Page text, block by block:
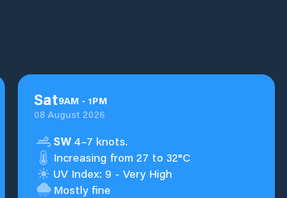
Sat9AM - 1PM
08 August 2026
SW 4–7 knots.
Increasing from 27 to 32°C
UV Index: 9 - Very High
Mostly fine